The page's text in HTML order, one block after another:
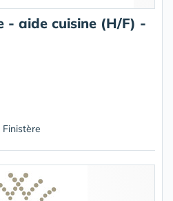
- aide cuisine (H/F) -